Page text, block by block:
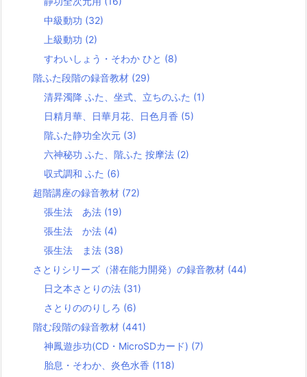
中級動功 (32)
上級動功 (2)
すわいしょう・そわか ひと (8)
階ふた段階の録音教材 (29)
清昇濁降 ふた、坐式、立ちのふた (1)
日精月華、日華月花、日色月香 (5)
階ふた静功全次元 (3)
六神秘功 ふた、階ふた 按摩法 (2)
収式調和 ふた (6)
超階講座の録音教材 (72)
張生法 あ法 (19)
張生法 か法 (4)
張生法 ま法 (38)
さとりシリーズ（潜在能力開発）の録音教材 (44)
日之本さとりの法 (31)
さとりののりしろ (6)
階む段階の録音教材 (441)
神鳳遊歩功(CD・MicroSDカード) (7)
胎息・そわか、炎色水香 (118)